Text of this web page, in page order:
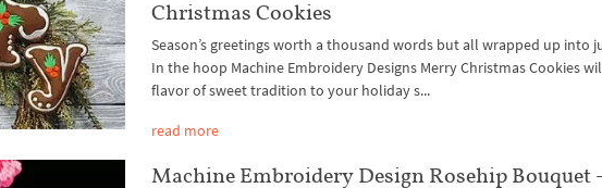
Christmas Cookies
Season’s greetings worth a thousand words but all wrapped up into
In the hoop Machine Embroidery Designs Merry Christmas Cookies
flavor of sweet tradition to your holiday s...
read more
Machine Embroidery Design Rosehip Bouquet